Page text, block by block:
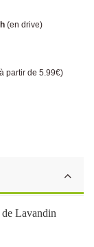
(en drive)
partir de 5.99€)
Lavandin